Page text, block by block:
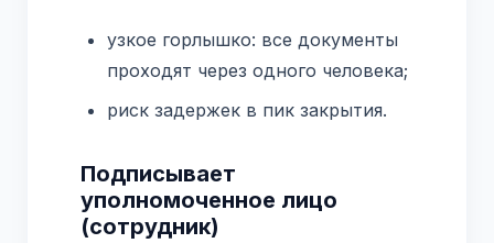
узкое горлышко: все документы
проходят через одного человека;
риск задержек в пик закрытия.
Подписывает
уполномоченное лицо
(сотрудник)